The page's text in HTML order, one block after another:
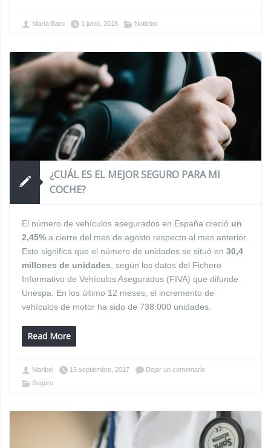
María Baro 1 junio, 2018 Noticias
¿CUÁL ES EL MEJOR SEGURO PARA MI
COCHE?
El número de vehículos asegurados en España creció un
2,45% a cierre del mes de agosto respecto al mes anterior.
Esto significa que el número de unidades se situó en 30,4
millones de unidades, según los datos del Fichero
Informativo de Vehículos Asegurados (FIVA) que difunde
Unespa. En los último 12 meses, el incremento de
vehículos de motor ha sido de 738.000 unidades.
Read More
Maribel 15 septiembre, 2017
Dejar un comentario
Seguro